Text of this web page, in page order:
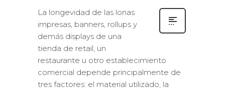
La longevidad de las lonas
impresas, banners, rollups y
demás displays de una
tienda de retail, un
restaurante u otro establecimiento
comercial depende principalmente de
tres factores: el material utilizado, la